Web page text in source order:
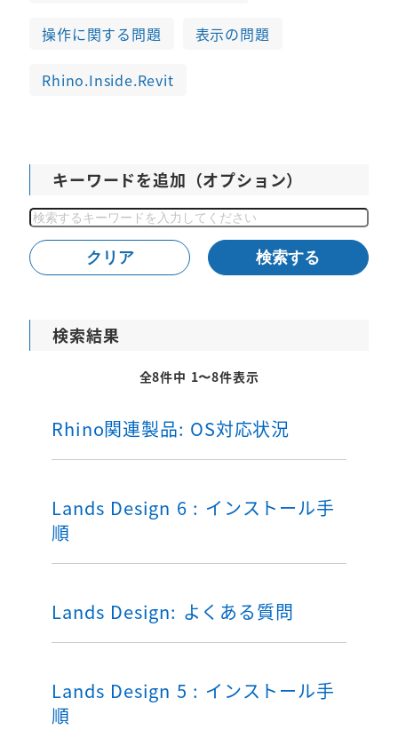
キーワードを追加（オプション）
検
索
操作に関する問題 表示の問題
Rhino.Inside.Revit
クリア 検索する
検索結果
全8件中 1〜8件表示
Rhino関連製品: OS対応状況
Lands Design 6 : インストール手
順
Lands Design: よくある質問
Lands Design 5 : インストール手
順